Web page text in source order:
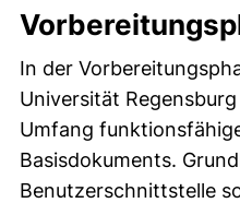
In der
Universität
Umfang
Basisdokuments.
Benutzerschnittstelle